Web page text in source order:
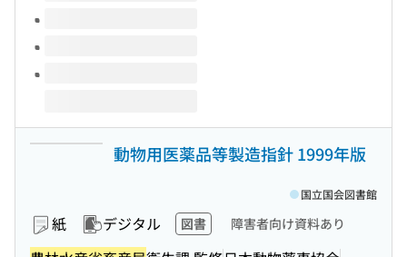
動物用医薬品等製造指針 1999年版
紙 デジタル 図書 障害者向け資料あり
国立国会図書館